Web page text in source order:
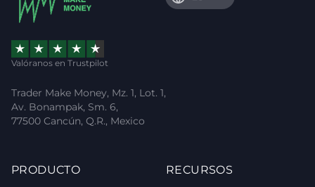
Valóranos en Trustpilot
Trader Make Money, Mz. 1, Lot. 1,
Av. Bonampak, Sm. 6,
77500 Cancún, Q.R., Mexico
PRODUCTO RECURSOS